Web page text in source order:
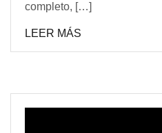
completo, […]
LEER MÁS